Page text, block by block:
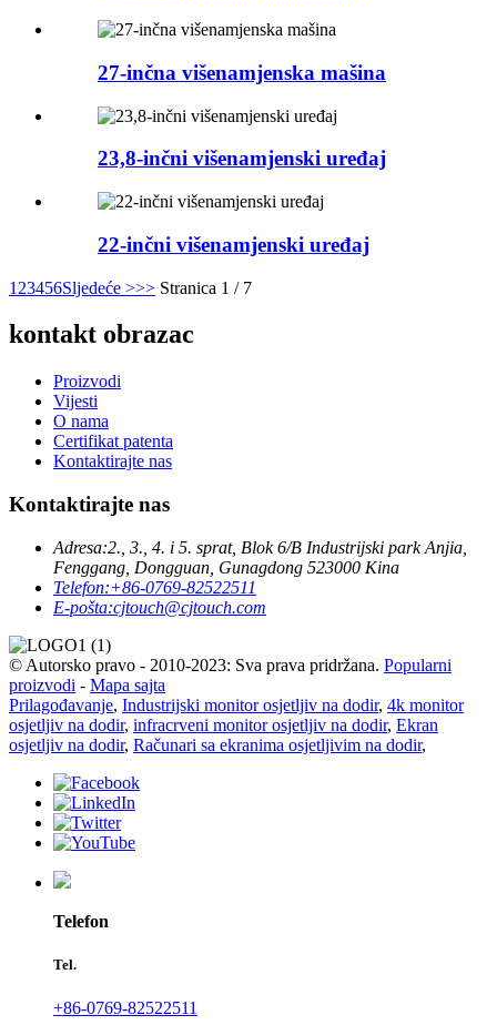
27-inčna višenamjenska mašina
23,8-inčni višenamjenski uređaj
22-inčni višenamjenski uređaj
1 23456Sljedeće >>> Stranica 1 / 7
kontakt obrazac
Proizvodi
Vijesti
O nama
Certifikat patenta
Kontaktirajte nas
Kontaktirajte nas
Adresa:2., 3., 4. i 5. sprat, Blok 6/B Industrijski park Anjia,
Fenggang, Dongguan, Gunagdong 523000 Kina
Telefon:+86-0769-82522511
E-pošta:cjtouch@cjtouch.com
© Autorsko pravo - 2010-2023: Sva prava pridržana. Popularni
proizvodi - Mapa sajta
Prilagođavanje, Industrijski monitor osjetljiv na dodir, 4k monitor
osjetljiv na dodir, infracrveni monitor osjetljiv na dodir, Ekran
osjetljiv na dodir, Računari sa ekranima osjetljivim na dodir,
Telefon
Tel.
+86-0769-82522511